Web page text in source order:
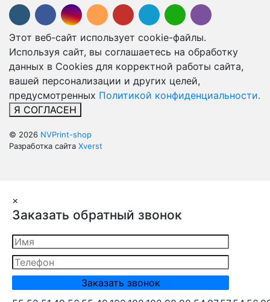
Этот веб-сайт использует cookie-файлы.
Используя сайт, вы соглашаетесь на обработку
данных в Cookies для корректной работы сайта,
вашей персонализации и других целей,
предусмотренных Политикой конфиденциальности.
Я СОГЛАСЕН
© 2026 NVPrint-shop
Разработка сайта Xverst
×
Заказать обратный звонок